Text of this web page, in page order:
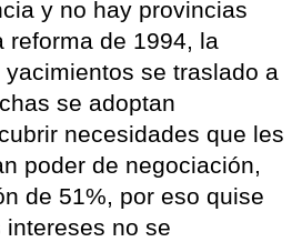
y no hay provincias
reforma de 1994, la
se traslado a
se adoptan
necesidades que les
poder de negociación,
de 51%, por eso quise
no se